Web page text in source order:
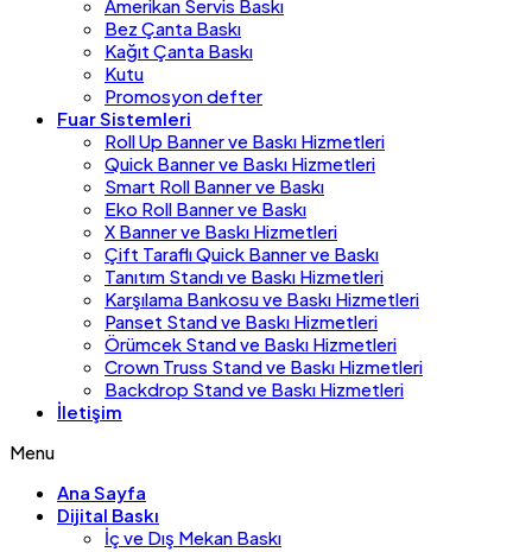
Amerikan Servis Baskı
Bez Çanta Baskı
Kağıt Çanta Baskı
Kutu
Promosyon defter
Fuar Sistemleri
Roll Up Banner ve Baskı Hizmetleri
Quick Banner ve Baskı Hizmetleri
Smart Roll Banner ve Baskı
Eko Roll Banner ve Baskı
X Banner ve Baskı Hizmetleri
Çift Taraflı Quick Banner ve Baskı
Tanıtım Standı ve Baskı Hizmetleri
Karşılama Bankosu ve Baskı Hizmetleri
Panset Stand ve Baskı Hizmetleri
Örümcek Stand ve Baskı Hizmetleri
Crown Truss Stand ve Baskı Hizmetleri
Backdrop Stand ve Baskı Hizmetleri
İletişim
Menu
Ana Sayfa
Dijital Baskı
İç ve Dış Mekan Baskı